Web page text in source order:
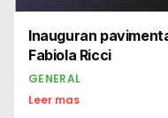
Inauguran
Fabiola Ricci
GENERAL
Leer mas